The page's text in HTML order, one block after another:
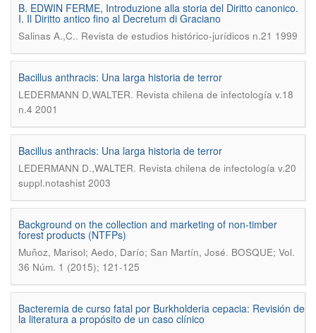
B. EDWIN FERME, Introduzione alla storia del Diritto canonico.
I. Il Diritto antico fino al Decretum di Graciano
Salinas A.,C.. Revista de estudios histórico-jurídicos n.21 1999
Bacillus anthracis: Una larga historia de terror
LEDERMANN D,WALTER. Revista chilena de infectología v.18
n.4 2001
Bacillus anthracis: Una larga historia de terror
LEDERMANN D.,WALTER. Revista chilena de infectología v.20
suppl.notashist 2003
Background on the collection and marketing of non-timber
forest products (NTFPs)
Muñoz, Marisol; Aedo, Darío; San Martín, José. BOSQUE; Vol.
36 Núm. 1 (2015); 121-125
Bacteremia de curso fatal por Burkholderia cepacia: Revisión de
la literatura a propósito de un caso clínico